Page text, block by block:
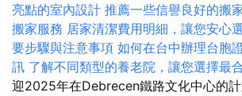
亮點的室內設計 推薦一些信譽良好的搬
搬家服務 居家清潔費用明細，讓您安心
要步驟與注意事項 如何在台中辦理台胞
訊 了解不同類型的養老院，讓您選擇最
迎2025年在Debrecen鐵路文化中心的計